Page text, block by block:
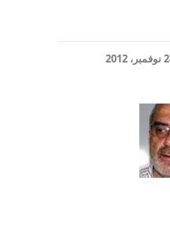
2012